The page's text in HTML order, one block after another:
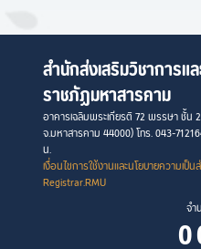
สำนักส่งเสริมวิชาการแ
ราชภัฏมหาสารคาม
อาคารเฉลิมพระเกียรติ 72 พรรษา ชั้
จ.มหาสารคาม 44000) โทร. 043-
น.
เงื่อนไขการใช้งานและนโยบายความเป็
Registrar.RMU
จำ